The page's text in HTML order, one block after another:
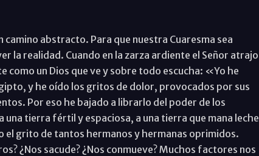
camino abstracto. Para que nuestra Cuaresma sea
la realidad. Cuando en la zarza ardiente el Señor atrajo
como un Dios que ve y sobre todo escucha: «Yo he
y he oído los gritos de dolor, provocados por sus
Por eso he bajado a librarlo del poder de los
una tierra fértil y espaciosa, a una tierra que mana leche
el grito de tantos hermanos y hermanas oprimidos.
¿Nos sacude? ¿Nos conmueve? Muchos factores nos